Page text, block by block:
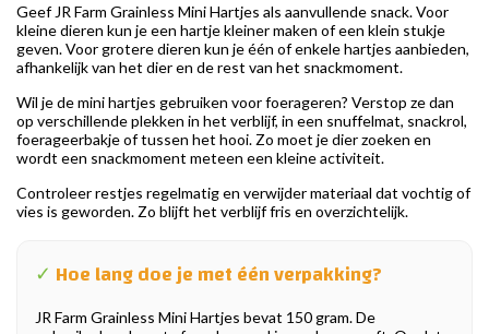
Geef JR Farm Grainless Mini Hartjes als aanvullende snack. Voor
kleine dieren kun je een hartje kleiner maken of een klein stukje
geven. Voor grotere dieren kun je één of enkele hartjes aanbieden,
afhankelijk van het dier en de rest van het snackmoment.
Wil je de mini hartjes gebruiken voor foerageren? Verstop ze dan
op verschillende plekken in het verblijf, in een snuffelmat, snackrol,
foerageerbakje of tussen het hooi. Zo moet je dier zoeken en
wordt een snackmoment meteen een kleine activiteit.
Controleer restjes regelmatig en verwijder materiaal dat vochtig of
vies is geworden. Zo blijft het verblijf fris en overzichtelijk.
✓ Hoe lang doe je met één verpakking?
JR Farm Grainless Mini Hartjes bevat 150 gram. De